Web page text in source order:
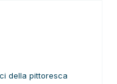
della pittoresca